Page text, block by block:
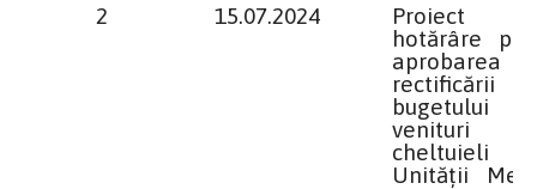
2 15.07.2024
Proiect
hotărâre
aprobarea
rectificării
bugetului
venituri
cheltuieli
Unităţii